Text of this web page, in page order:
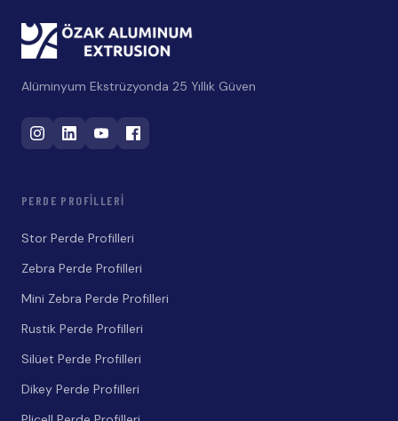
Alüminyum Ekstrüzyonda 25 Yıllık Güven
PERDE PROFILLERI
Stor Perde Profilleri
Zebra Perde Profilleri
Mini Zebra Perde Profilleri
Rustik Perde Profilleri
Silüet Perde Profilleri
Dikey Perde Profilleri